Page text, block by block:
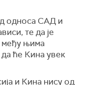
односа САД и
те да је
међу њима
да ће Кина увек
и Кина нису од